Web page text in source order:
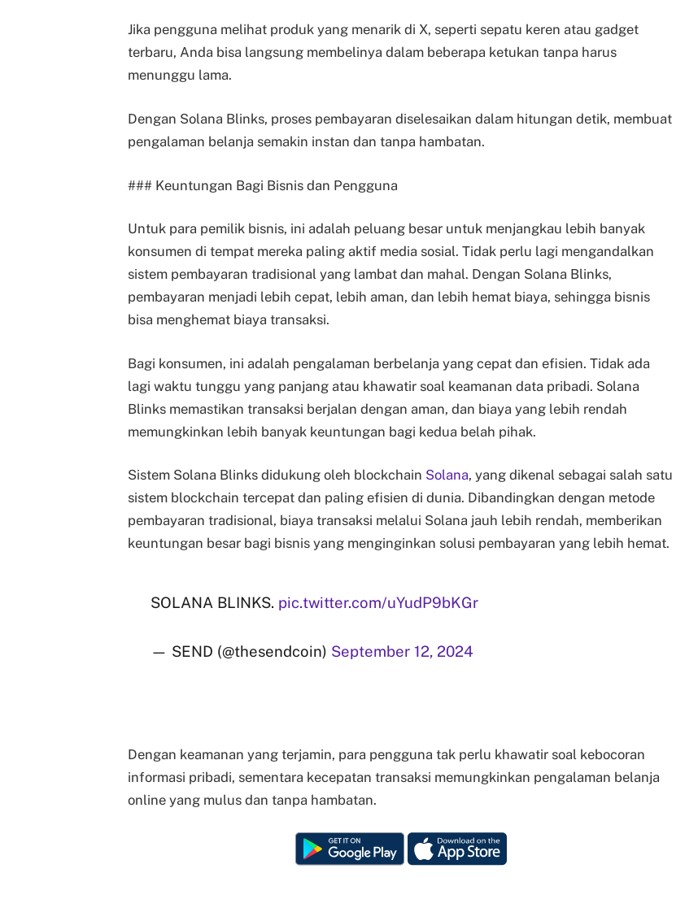
Jika pengguna melihat produk yang menarik di X, seperti sepatu keren atau gadget
terbaru, Anda bisa langsung membelinya dalam beberapa ketukan tanpa harus
menunggu lama.
Dengan Solana Blinks, proses pembayaran diselesaikan dalam hitungan detik, membuat
pengalaman belanja semakin instan dan tanpa hambatan.
### Keuntungan Bagi Bisnis dan Pengguna
Untuk para pemilik bisnis, ini adalah peluang besar untuk menjangkau lebih banyak
konsumen di tempat mereka paling aktif media sosial. Tidak perlu lagi mengandalkan
sistem pembayaran tradisional yang lambat dan mahal. Dengan Solana Blinks,
pembayaran menjadi lebih cepat, lebih aman, dan lebih hemat biaya, sehingga bisnis
bisa menghemat biaya transaksi.
Bagi konsumen, ini adalah pengalaman berbelanja yang cepat dan efisien. Tidak ada
lagi waktu tunggu yang panjang atau khawatir soal keamanan data pribadi. Solana
Blinks memastikan transaksi berjalan dengan aman, dan biaya yang lebih rendah
memungkinkan lebih banyak keuntungan bagi kedua belah pihak.
Sistem Solana Blinks didukung oleh blockchain Solana, yang dikenal sebagai salah satu
sistem blockchain tercepat dan paling efisien di dunia. Dibandingkan dengan metode
pembayaran tradisional, biaya transaksi melalui Solana jauh lebih rendah, memberikan
keuntungan besar bagi bisnis yang menginginkan solusi pembayaran yang lebih hemat.
SOLANA BLINKS. pic.twitter.com/uYudP9bKGr
— SEND (@thesendcoin) September 12, 2024
Dengan keamanan yang terjamin, para pengguna tak perlu khawatir soal kebocoran
informasi pribadi, sementara kecepatan transaksi memungkinkan pengalaman belanja
online yang mulus dan tanpa hambatan.